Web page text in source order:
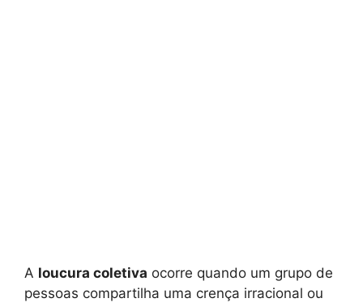
A loucura coletiva ocorre quando um grupo de
pessoas compartilha uma crença irracional ou